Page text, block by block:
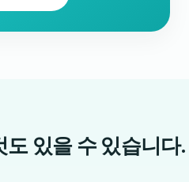
있을 수 있습니다.